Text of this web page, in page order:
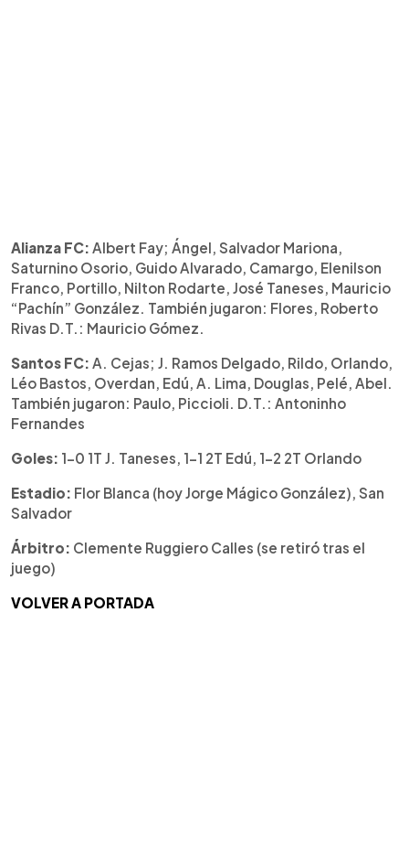
Alianza FC: Albert Fay; Ángel, Salvador Mariona,
Saturnino Osorio, Guido Alvarado, Camargo, Elenilson
Franco, Portillo, Nilton Rodarte, José Taneses, Mauricio
“Pachín” González. También jugaron: Flores, Roberto
Rivas D.T.: Mauricio Gómez.
Santos FC: A. Cejas; J. Ramos Delgado, Rildo, Orlando,
Léo Bastos, Overdan, Edú, A. Lima, Douglas, Pelé, Abel.
También jugaron: Paulo, Piccioli. D.T.: Antoninho
Fernandes
Goles: 1-0 1T J. Taneses, 1-1 2T Edú, 1-2 2T Orlando
Estadio: Flor Blanca (hoy Jorge Mágico González), San
Salvador
Árbitro: Clemente Ruggiero Calles (se retiró tras el
juego)
VOLVER A PORTADA